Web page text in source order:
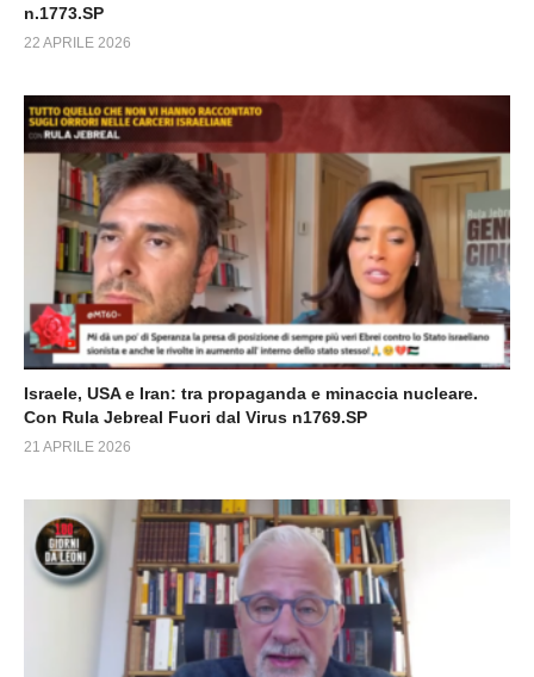
n.1773.SP
22 APRILE 2026
Israele, USA e Iran: tra propaganda e minaccia nucleare.
Con Rula Jebreal Fuori dal Virus n1769.SP
21 APRILE 2026